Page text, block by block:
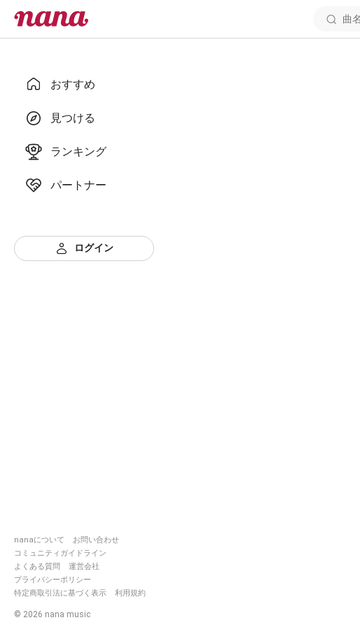
おすすめ
見つける
ランキング
パートナー
ログイン
nanaについて
お問い合わせ
コミュニティガイドライン
よくある質問
運営会社
プライバシーポリシー
特定商取引法に基づく表示
利用規約
© 2026 nana music